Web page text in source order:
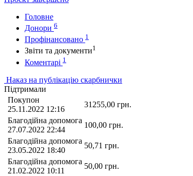
Головне
Донори 6
Профінансовано 1
Звіти та документи1
Коментарі 1
Наказ на публікацію скарбнички
Підтримали
Покупон
25.11.2022 12:16
31255,00 грн.
Благодійна допомога
27.07.2022 22:44
100,00 грн.
Благодійна допомога
23.05.2022 18:40
50,71 грн.
Благодійна допомога
21.02.2022 10:11
50,00 грн.